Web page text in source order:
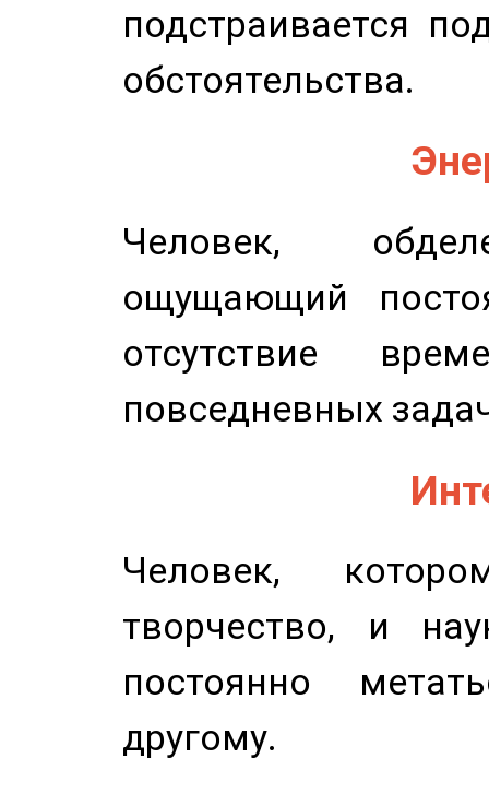
подстраивается
обстоятельства.
Человек,
ощущающий
отсутствие
повседневных
Человек,
творчество, и
постоянно
другому.